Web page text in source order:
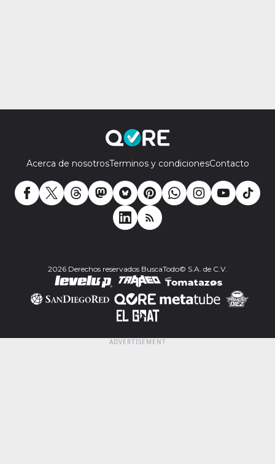
Acerca de nosotrosTerminos y condicionesContacto
2026 Derechos reservados BuscaTodo© S.A. de C.V.